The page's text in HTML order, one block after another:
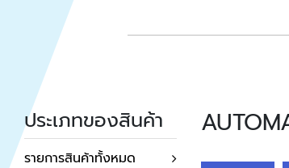
ประเภทของสินค้า
รายการสินค้าทั้งหมด